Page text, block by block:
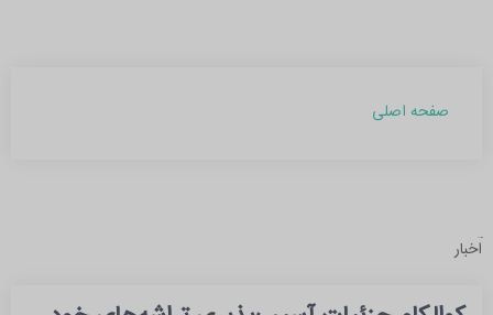
صفحه اصلی
آرشیو مطالب
بهمن 1403 (1)
اخبار